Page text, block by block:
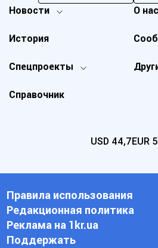
Новости
Спецпроекты
История
О нас
Справочник
USD 44,7EUR
Правила использования
Редакционная политика
Реклама на 1kr.ua
Поддержать